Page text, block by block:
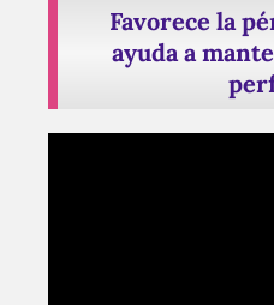
Favorece la
ayuda a